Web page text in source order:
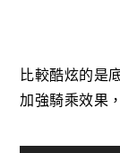
比較酷炫的是
加強騎乘效果